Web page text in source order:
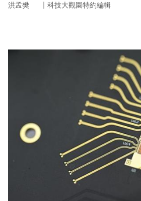
洪孟樊 ｜ 科技大觀園特約編輯